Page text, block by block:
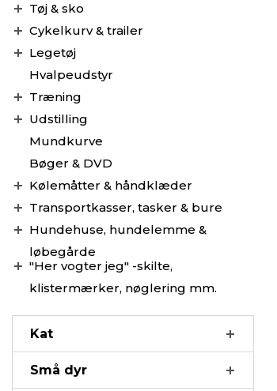
Tøj & sko
Cykelkurv & trailer
Legetøj
Hvalpeudstyr
Træning
Udstilling
Mundkurve
Bøger & DVD
Kølemåtter & håndklæder
Transportkasser, tasker & bure
Hundehuse, hundelemme &
løbegårde
"Her vogter jeg" -skilte,
klistermærker, nøglering mm.
Kat
Små dyr